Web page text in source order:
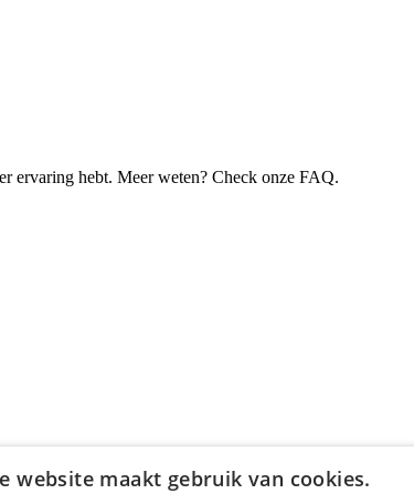
ervaring hebt. Meer weten? Check onze FAQ.
website maakt gebruik van cookies.